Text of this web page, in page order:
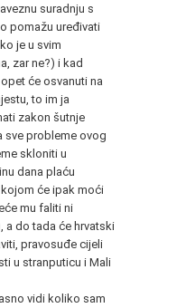
suradnju s
pomažu uređivati
je u svim
zar ne?) i kad
će osvanuti na
to im ja
zakon šutnje
sve probleme ovog
skloniti u
dana plaću
će ipak moći
mu faliti ni
a do tada će hrvatski
pravosuđe cijeli
u stranputicu i Mali
vidi koliko sam